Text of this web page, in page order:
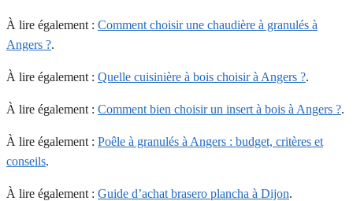
À lire également : Comment choisir une chaudière à granulés à
Angers ?.
À lire également : Quelle cuisinière à bois choisir à Angers ?.
À lire également : Comment bien choisir un insert à bois à Angers ?.
À lire également : Poêle à granulés à Angers : budget, critères et
conseils.
À lire également : Guide d’achat brasero plancha à Dijon.